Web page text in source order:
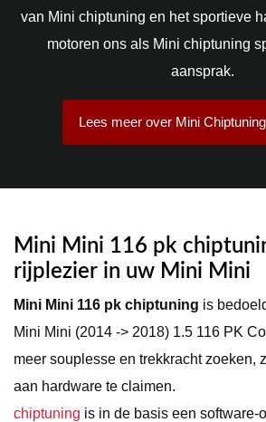
van Mini chiptuning en het sportieve
motoren ons als Mini chiptuning
aansprak.
Lees meer over Mini
Mini Mini 116 pk
rijplezier in uw Mini Mini
Mini Mini 116 pk chiptuning is
Mini Mini (2014 -> 2018) 1.5 116 PK
meer souplesse en trekkracht zoeken,
aan hardware te claimen.
chiptuning is in de basis een software-